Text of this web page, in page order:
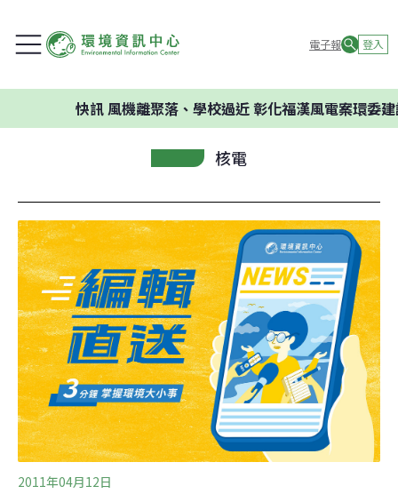
電子報 登入
風機離聚落、學校過近 彰化福漢風電案環委建議不應開
核電
2011年04月12日